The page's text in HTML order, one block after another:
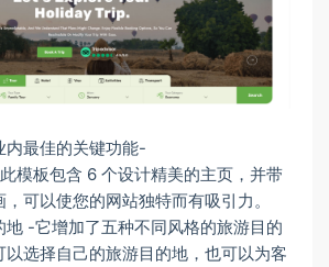
内最佳的关键功能-
模板包含 6 个设计精美的主页，并带
可以使您的网站独特而有吸引力。
地 -它增加了五种不同风格的旅游目的
选择自己的旅游目的地，也可以为客